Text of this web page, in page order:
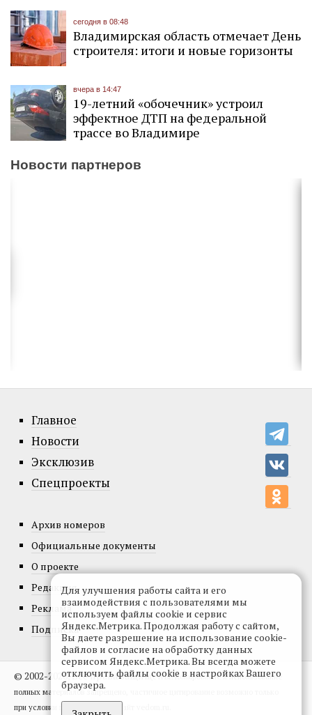
сегодня в 08:48
Владимирская область отмечает День
строителя: итоги и новые горизонты
вчера в 14:47
19-летний «обочечник» устроил
эффектное ДТП на федеральной
трассе во Владимире
Новости партнеров
Главное
Новости
Эксклюзив
Спецпроекты
Архив номеров
Официальные документы
О проекте
Редакция
Реклама
Подписка
© 2002-2026, Все права защищены.Копирование и использование
полных материалов запрещено, частичное цитирование возможно только
при условии гиперссылки на сайт vedom.ru.
Для улучшения работы сайта и его
взаимодействия с пользователями мы
используем файлы cookie и сервис
Яндекс.Метрика. Продолжая работу с сайтом,
Вы даете разрешение на использование cookie-
файлов и согласие на обработку данных
сервисом Яндекс.Метрика. Вы всегда можете
отключить файлы cookie в настройках Вашего
браузера.